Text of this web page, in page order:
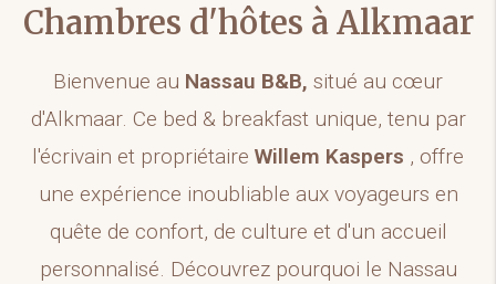
Chambres d'hôtes à Alkmaar
Bienvenue au Nassau B&B, situé au cœur
d'Alkmaar. Ce bed & breakfast unique, tenu par
l'écrivain et propriétaire Willem Kaspers , offre
une expérience inoubliable aux voyageurs en
quête de confort, de culture et d'un accueil
personnalisé. Découvrez pourquoi le Nassau